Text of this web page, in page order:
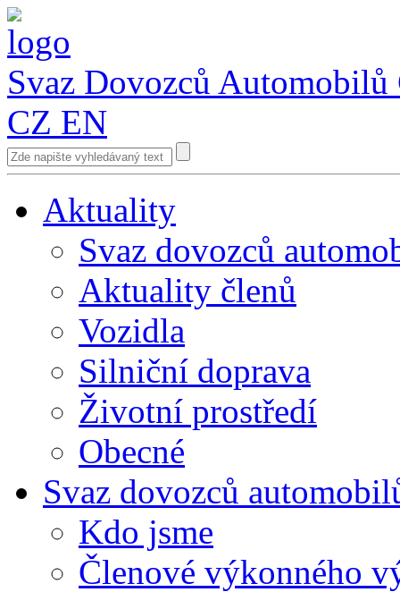
Svaz Dovozců Automobilů
CZ EN
Aktuality
Svaz dovozců
Aktuality členů
Vozidla
Silniční doprava
Životní prostředí
Obecné
Svaz dovozců
Kdo jsme
Členové výkonného